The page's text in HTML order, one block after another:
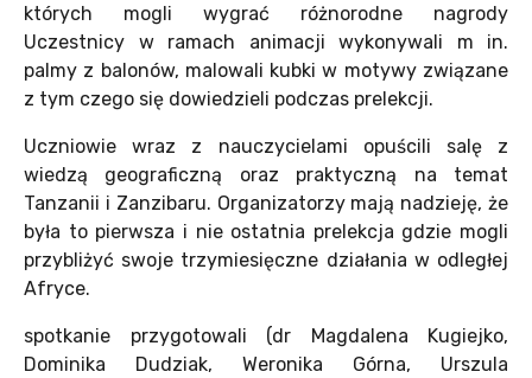
których mogli wygrać różnorodne nagrody
Uczestnicy w ramach animacji wykonywali m in.
palmy z balonów, malowali kubki w motywy związane
z tym czego się dowiedzieli podczas prelekcji.
Uczniowie wraz z nauczycielami opuścili salę z
wiedzą geograficzną oraz praktyczną na temat
Tanzanii i Zanzibaru. Organizatorzy mają nadzieję, że
była to pierwsza i nie ostatnia prelekcja gdzie mogli
przybliżyć swoje trzymiesięczne działania w odległej
Afryce.
spotkanie przygotowali (dr Magdalena Kugiejko,
Dominika Dudziak, Weronika Górna, Urszula